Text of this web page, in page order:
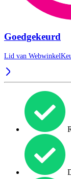
Goedgekeurd
Lid van